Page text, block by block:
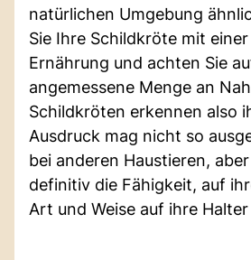
natürlichen Umgebung
Sie Ihre Schildkröte mit
Ernährung und achten Sie
angemessene Menge an
Schildkröten erkennen also
Ausdruck mag nicht so
bei anderen Haustieren,
definitiv die Fähigkeit, auf
Art und Weise auf ihre